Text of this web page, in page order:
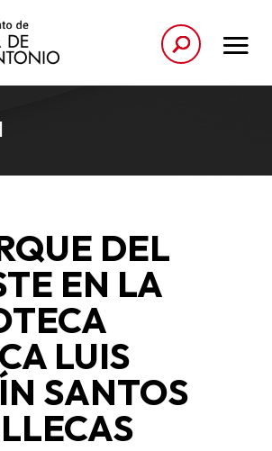
DEL
EN LA
LUIS
SANTOS